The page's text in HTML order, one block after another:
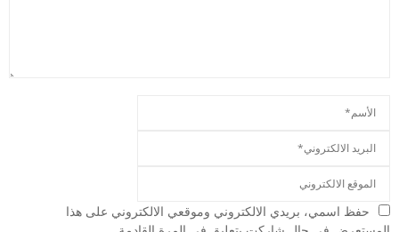
حفظ اسمي، بريدي الالكتروني وموقعي الالكتروني على هذا